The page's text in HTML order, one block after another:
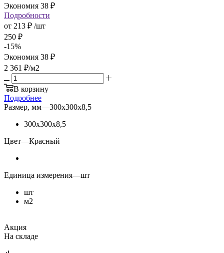
Экономия 38 ₽
Подробности
от 213 ₽ /шт
250 ₽
-15%
Экономия 38 ₽
2 361 ₽/м2
В корзину
Подробнее
Размер, мм—300х300х8,5
300х300х8,5
Цвет—Красный
Единица измерения—шт
шт
м2
Акция
На складе